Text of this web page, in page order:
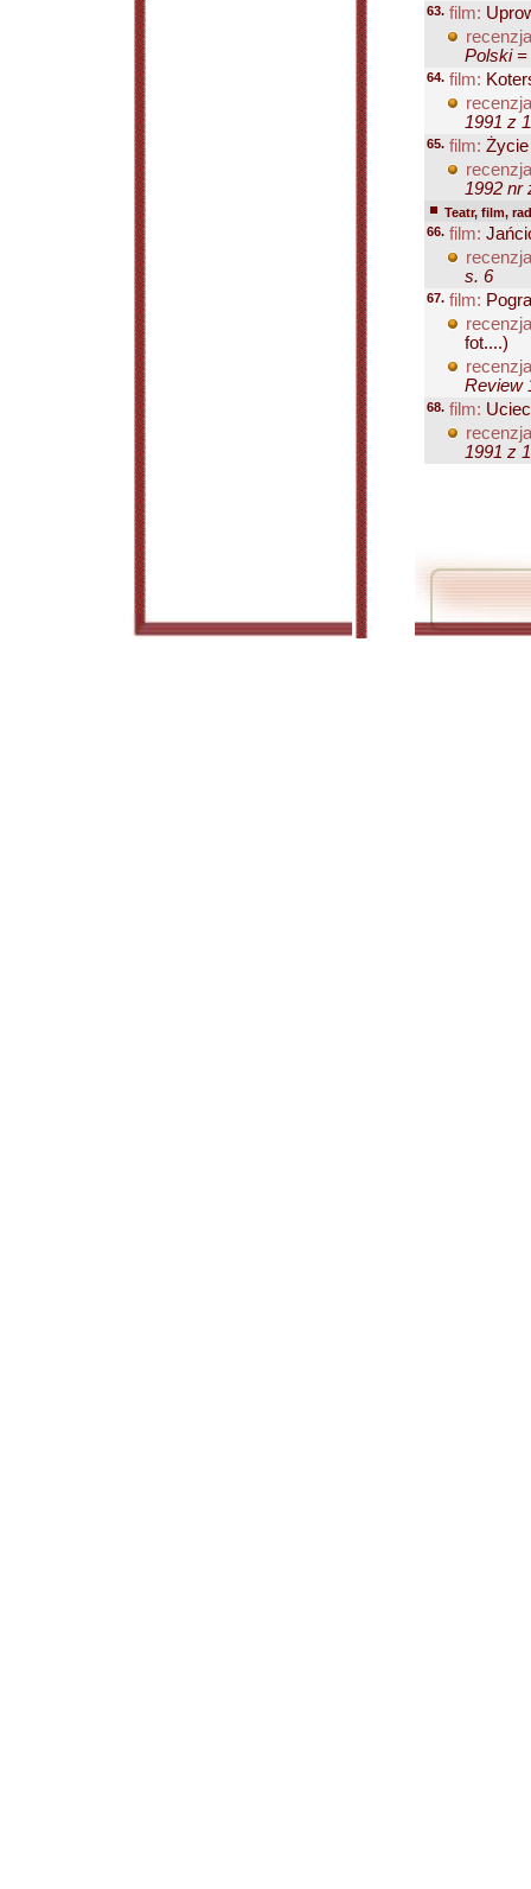
63. film:
Polski =
64. film:
1991 z
65. film:
1992 nr
Teatr, film,
66. film:
s. 6
67. film:
fot....)
Review
68. film:
1991 z